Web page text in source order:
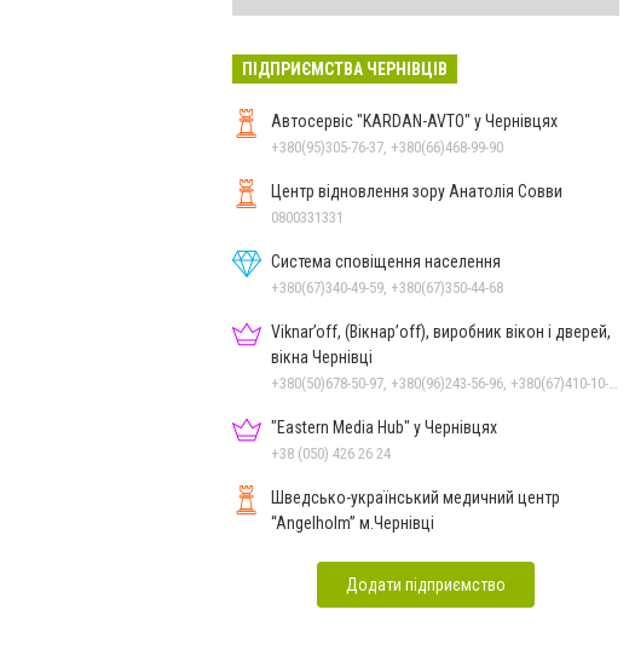
ПІДПРИЄМСТВА ЧЕРНІВЦІВ
Автосервіс "KARDAN-AVTO" у Чернівцях
+380(95)305-76-37, +380(66)468-99-90
Центр відновлення зору Анатолія Совви
0800331331
Система сповіщення населення
+380(67)340-49-59, +380(67)350-44-68
Viknar’off, (Вікнар’off), виробник вікон і дверей,
вікна Чернівці
"Eastern Media Hub" у Чернівцях
+38 (050) 426 26 24
Шведсько-український медичний центр
“Angelholm” м.Чернівці
Додати підприємство